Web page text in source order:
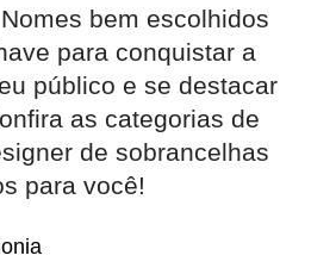
bem escolhidos
para conquistar a
público e se destacar
as categorias de
de sobrancelhas
para você!